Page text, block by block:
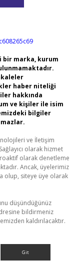
bir marka, kurum
haber niteliği
hakkında
ve kişiler ile isim
bilgiler
ve İletişim
olarak hizmet
olarak denetleme
Ancak, üyelerimiz
olup, siteye üye olarak
düşündüğünüz
bildirmeniz
kaldırılacaktır.